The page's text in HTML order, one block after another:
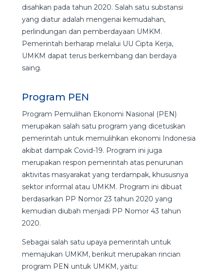
disahkan pada tahun 2020. Salah satu substansi
yang diatur adalah mengenai kemudahan,
perlindungan dan pemberdayaan UMKM.
Pemerintah berharap melalui UU Cipta Kerja,
UMKM dapat terus berkembang dan berdaya
saing.
Program PEN
Program Pemulihan Ekonomi Nasional (PEN)
merupakan salah satu program yang dicetuskan
pemerintah untuk memulihkan ekonomi Indonesia
akibat dampak Covid-19. Program ini juga
merupakan respon pemerintah atas penurunan
aktivitas masyarakat yang terdampak, khususnya
sektor informal atau UMKM. Program ini dibuat
berdasarkan PP Nomor 23 tahun 2020 yang
kemudian diubah menjadi PP Nomor 43 tahun
2020.
Sebagai salah satu upaya pemerintah untuk
memajukan UMKM, berikut merupakan rincian
program PEN untuk UMKM, yaitu: